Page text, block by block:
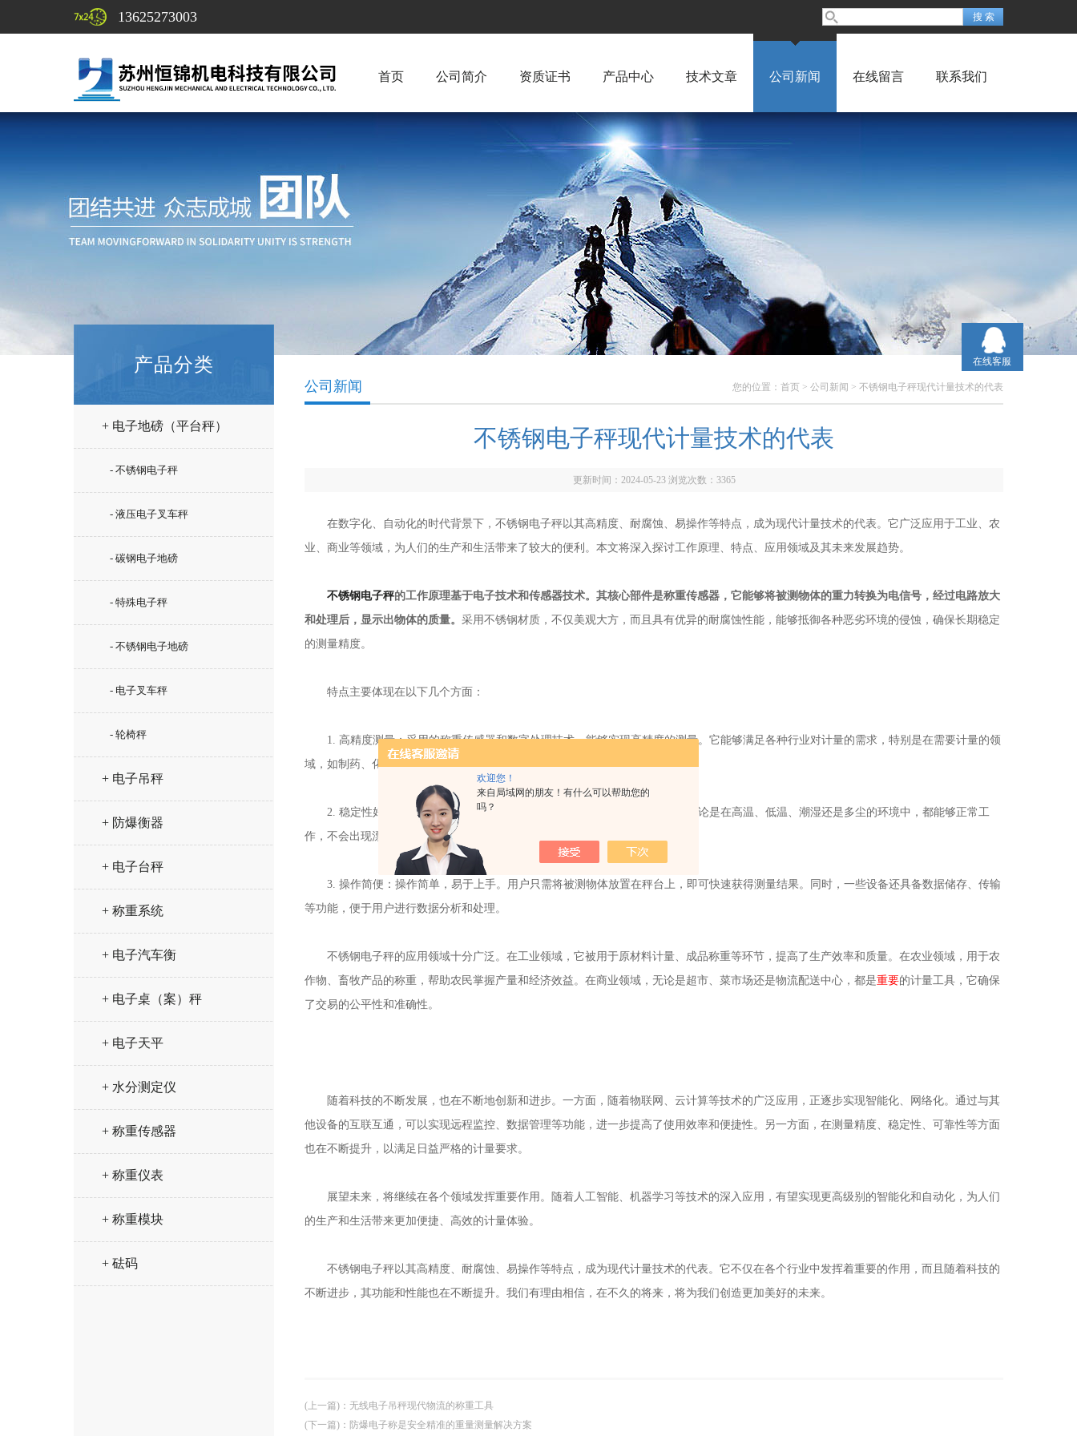
欢迎您！
来自局域网的朋友！有什么可以帮助您的
吗？
13625273003
首页 公司简介 资质证书 产品中心 技术文章 公司新闻 在线留言 联系我们
产品分类
+ 电子地磅（平台秤）
- 不锈钢电子秤
- 液压电子叉车秤
- 碳钢电子地磅
- 特殊电子秤
- 不锈钢电子地磅
- 电子叉车秤
- 轮椅秤
+ 电子吊秤
+ 防爆衡器
+ 电子台秤
+ 称重系统
+ 电子汽车衡
+ 电子桌（案）秤
+ 电子天平
+ 水分测定仪
+ 称重传感器
+ 称重仪表
+ 称重模块
+ 砝码
您的位置： 首页 > 公司新闻 > 不锈钢电子秤现代计量技术的代表
公司新闻
不锈钢电子秤现代计量技术的代表
更新时间：2024-05-23 浏览次数： 3365
在数字化、自动化的时代背景下，不锈钢电子秤以其高精度、耐腐蚀、易操作等特点，成为现代计量技术的代表。它广泛应用于工业、农
业、商业等领域，为人们的生产和生活带来了较大的便利。本文将深入探讨工作原理、特点、应用领域及其未来发展趋势。
不锈钢电子秤的工作原理基于电子技术和传感器技术。其核心部件是称重传感器，它能够将被测物体的重力转换为电信号，经过电路放大
和处理后，显示出物体的质量。 采用不锈钢材质，不仅美观大方，而且具有优异的耐腐蚀性能，能够抵御各种恶劣环境的侵蚀，确保长期稳定
的测量精度。
特点主要体现在以下几个方面：
1. 高精度测量：采用的称重传感器和数字处理技术，能够实现高精度的测量。它能够满足各种行业对计量的需求，特别是在需要计量的领
域，如制药、化工等行业中，发挥着不可替代的作用。
2. 稳定性好：结构紧凑、稳定，能够在各种环境下保持稳定的测量性能。无论是在高温、低温、潮湿还是多尘的环境中，都能够正常工
作，不会出现漂移或误差。
3. 操作简便：操作简单，易于上手。用户只需将被测物体放置在秤台上，即可快速获得测量结果。同时，一些设备还具备数据储存、传输
等功能，便于用户进行数据分析和处理。
不锈钢电子秤的应用领域十分广泛。在工业领域，它被用于原材料计量、成品称重等环节，提高了生产效率和质量。在农业领域，用于农
作物、畜牧产品的称重，帮助农民掌握产量和经济效益。在商业领域，无论是超市、菜市场还是物流配送中心，都是重要的计量工具，它确保
了交易的公平性和准确性。
随着科技的不断发展，也在不断地创新和进步。一方面，随着物联网、云计算等技术的广泛应用，正逐步实现智能化、网络化。通过与其
他设备的互联互通，可以实现远程监控、数据管理等功能，进一步提高了使用效率和便捷性。另一方面，在测量精度、稳定性、可靠性等方面
也在不断提升，以满足日益严格的计量要求。
展望未来，将继续在各个领域发挥重要作用。随着人工智能、机器学习等技术的深入应用，有望实现更高级别的智能化和自动化，为人们
的生产和生活带来更加便捷、高效的计量体验。
不锈钢电子秤以其高精度、耐腐蚀、易操作等特点，成为现代计量技术的代表。它不仅在各个行业中发挥着重要的作用，而且随着科技的
不断进步，其功能和性能也在不断提升。我们有理由相信，在不久的将来，将为我们创造更加美好的未来。
(上一篇) ： 无线电子吊秤现代物流的称重工具
(下一篇) ： 防爆电子称是安全精准的重量测量解决方案
在线客服